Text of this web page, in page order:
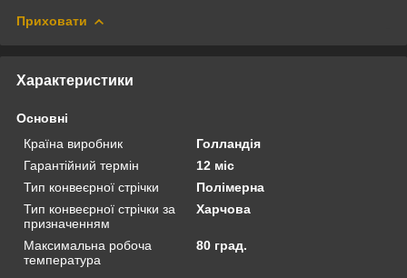
Приховати
Характеристики
Основні
Країна виробник
Голландія
Гарантійний термін
12 міс
Тип конвеєрної стрічки
Полімерна
Тип конвеєрної стрічки за
призначенням
Харчова
Максимальна робоча
температура
80 град.